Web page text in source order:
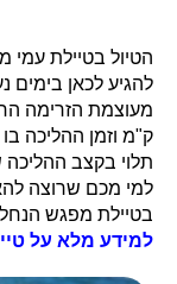
הטיול בטיילת עמי
להגיע לכאן בימים
תלוי בקצב
למי מכם שרוצה
בטיילת מפגש
למידע מלא על